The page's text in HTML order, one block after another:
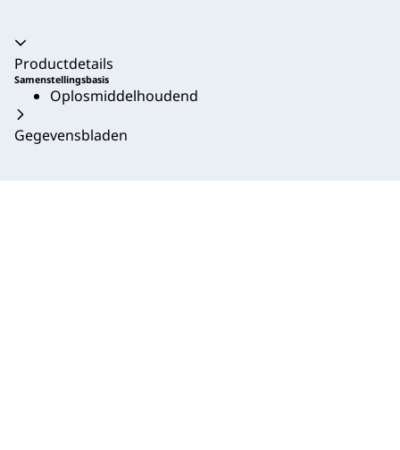
Productdetails
Samenstellingsbasis
Oplosmiddelhoudend
Gegevensbladen